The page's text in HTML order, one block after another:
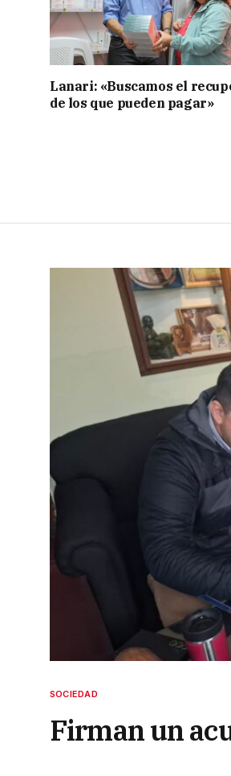
Lanari: «Buscamos el
de los que pueden pagar»
SOCIEDAD
Firman un